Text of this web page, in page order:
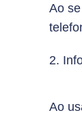
Ao
2.
Ao